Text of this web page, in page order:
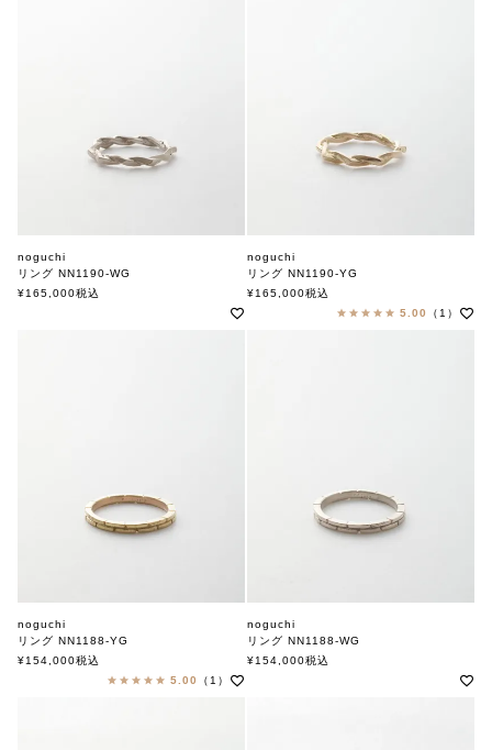
noguchi
リング NN1190-WG
ノグチ
¥165,000税込
noguchi
リング NN1190-YG
ノグチ
¥165,000税込
5.00
（1）
noguchi
リング NN1188-YG
ノグチ
¥154,000税込
5.00
（1）
noguchi
リング NN1188-WG
ノグチ
¥154,000税込